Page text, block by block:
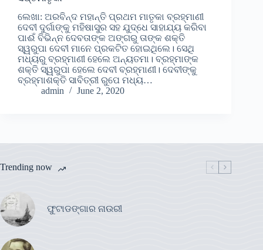
ଲେଖା: ଅରବିନ୍ଦ ମହାନ୍ତି ପ୍ରଥମ ମାତୃକା ବ୍ରହ୍ମାଣୀ
ଦେବୀ ଦୁର୍ଗାଙ୍କୁ ମହିଷାସୁର ସହ ଯୁଦ୍ଧେ ସାହାଯ୍ୟ କରିବା
ପାଈଁ ବିଭିନ୍ନ ଦେବତାଙ୍କ ଅଙ୍ଗରୁ ତାଙ୍କ ଶକ୍ତି
ସ୍ୱରୁପା ଦେବୀ ମାନେ ପ୍ରକଟିତ ହୋଇଥିଲେ। ସେଥି
ମଧ୍ୟରୁ ବ୍ରହ୍ମାଣୀ ହେଲେ ଅନ୍ୟତମା। ବ୍ରହ୍ମାଙ୍କ
ଶକ୍ତି ସ୍ୱରୁପା ହେଲେ ଦେବୀ ବ୍ରହ୍ମାଣୀ। ଦେବୀଙ୍କୁ
ବ୍ରହ୍ମାଶକ୍ତି ସାବିତ୍ରୀ ରୁପେ ମଧ୍ୟ…
admin
June 2, 2020
Trending now
ଫୁଟାଡଙ୍ଗାର ନାଉରୀ